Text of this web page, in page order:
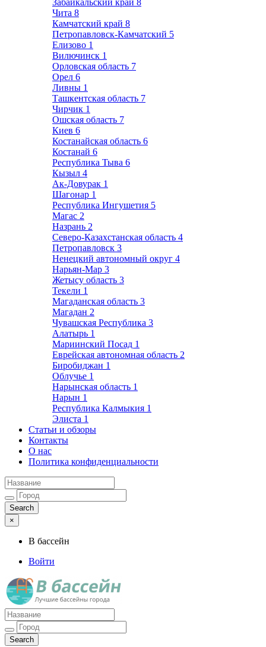
Забайкальский край 8
Чита 8
Камчатский край 8
Петропавловск-Камчатский 5
Елизово 1
Вилючинск 1
Орловская область 7
Орел 6
Ливны 1
Ташкентская область 7
Чирчик 1
Ошская область 7
Киев 6
Костанайская область 6
Костанай 6
Республика Тыва 6
Кызыл 4
Ак-Довурак 1
Шагонар 1
Республика Ингушетия 5
Магас 2
Назрань 2
Северо-Казахстанская область 4
Петропавловск 3
Ненецкий автономный округ 4
Нарьян-Мар 3
Жетысу область 3
Текели 1
Магаданская область 3
Магадан 2
Чувашская Республика 3
Алатырь 1
Мариинский Посад 1
Еврейская автономная область 2
Биробиджан 1
Облучье 1
Нарынская область 1
Нарын 1
Республика Калмыкия 1
Элиста 1
Статьи и обзоры
Контакты
О нас
Политика конфиденциальности
×
В бассейн
Войти
Лучшие бассейны города